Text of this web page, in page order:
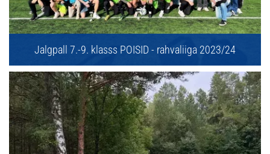
Jalgpall 7.-9. klasss POISID - rahvaliiga 2023/24